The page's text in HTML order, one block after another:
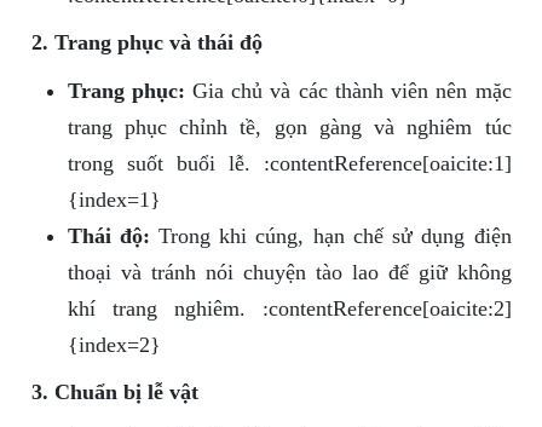
2. Trang phục và thái độ
Trang phục: Gia chủ và các thành viên nên mặc
trang phục chỉnh tề, gọn gàng và nghiêm túc
trong suốt buổi lễ. :contentReference[oaicite:1]
{index=1}
Thái độ: Trong khi cúng, hạn chế sử dụng điện
thoại và tránh nói chuyện tào lao để giữ không
khí trang nghiêm. :contentReference[oaicite:2]
{index=2}
3. Chuẩn bị lễ vật